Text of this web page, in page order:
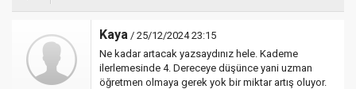
Kaya / 25/12/2024 23:15
Ne kadar artacak yazsaydınız hele. Kademe
ilerlemesinde 4. Dereceye düşünce yani uzman
öğretmen olmaya gerek yok bir miktar artış oluyor.